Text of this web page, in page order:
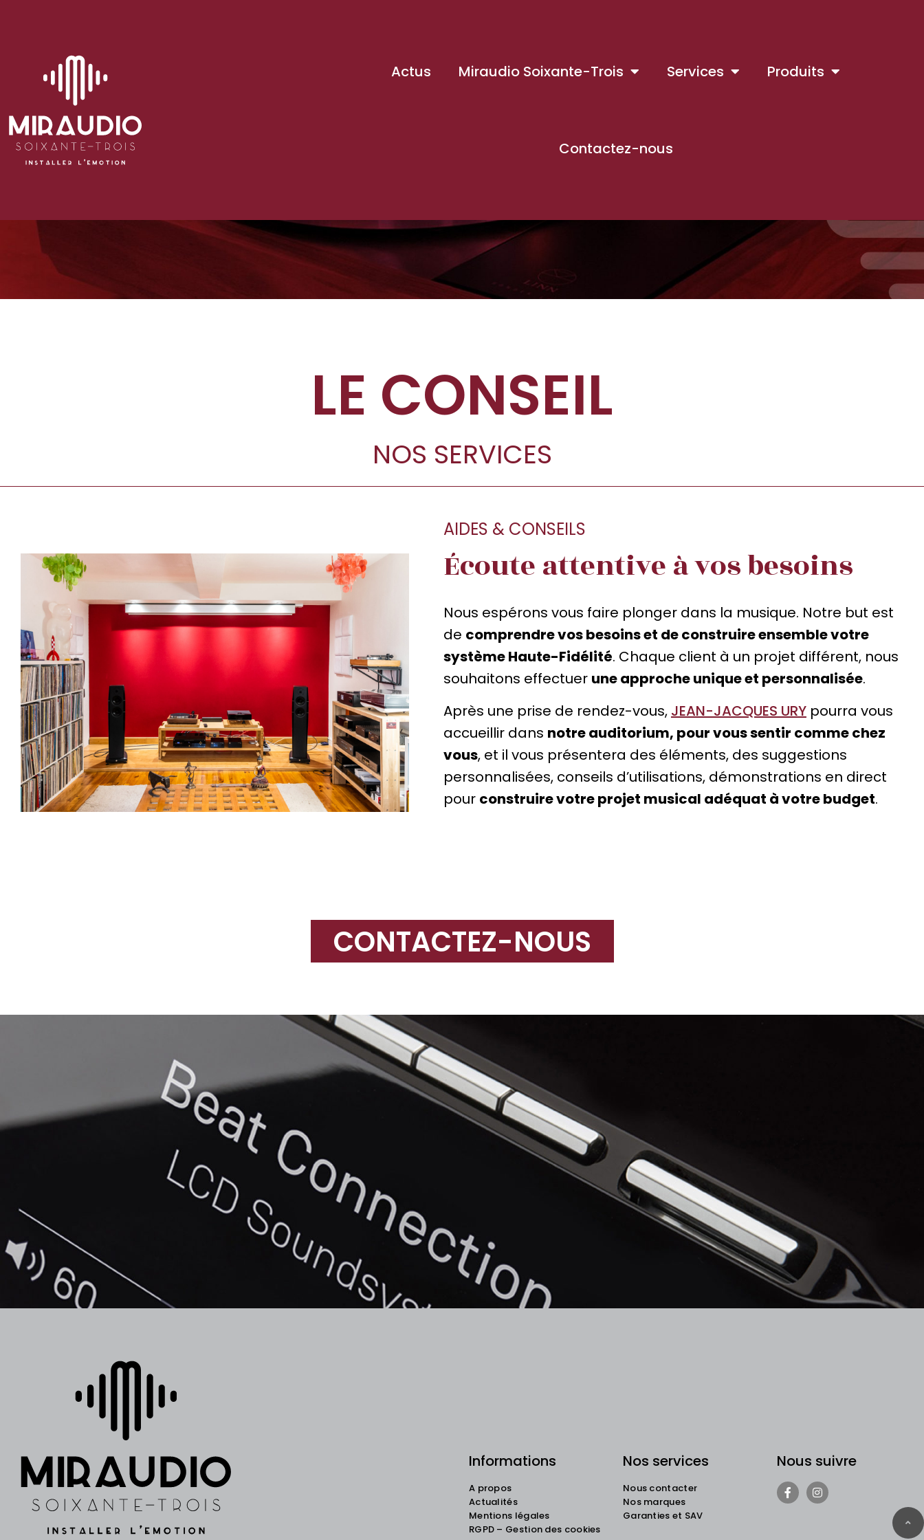
Actus Miraudio Soixante-Trois Services Produits
Contactez-nous
LE CONSEIL
NOS SERVICES
AIDES & CONSEILS
Écoute attentive à vos besoins
Nous espérons vous faire plonger dans la musique. Notre but est
de comprendre vos besoins et de construire ensemble votre
système Haute-Fidélité. Chaque client à un projet différent, nous
souhaitons effectuer une approche unique et personnalisée.
Après une prise de rendez-vous, JEAN-JACQUES URYpourra vous
accueillir dans notre auditorium, pour vous sentir comme chez
vous, et il vous présentera des éléments, des suggestions
personnalisées, conseils d’utilisations, démonstrations en direct
pour construire votre projet musical adéquat à votre budget.
CONTACTEZ-NOUS
Informations
A propos
Actualités
Mentions légales
RGPD – Gestion des cookies
Nos services
Nous contacter
Nos marques
Garanties et SAV
Nous suivre